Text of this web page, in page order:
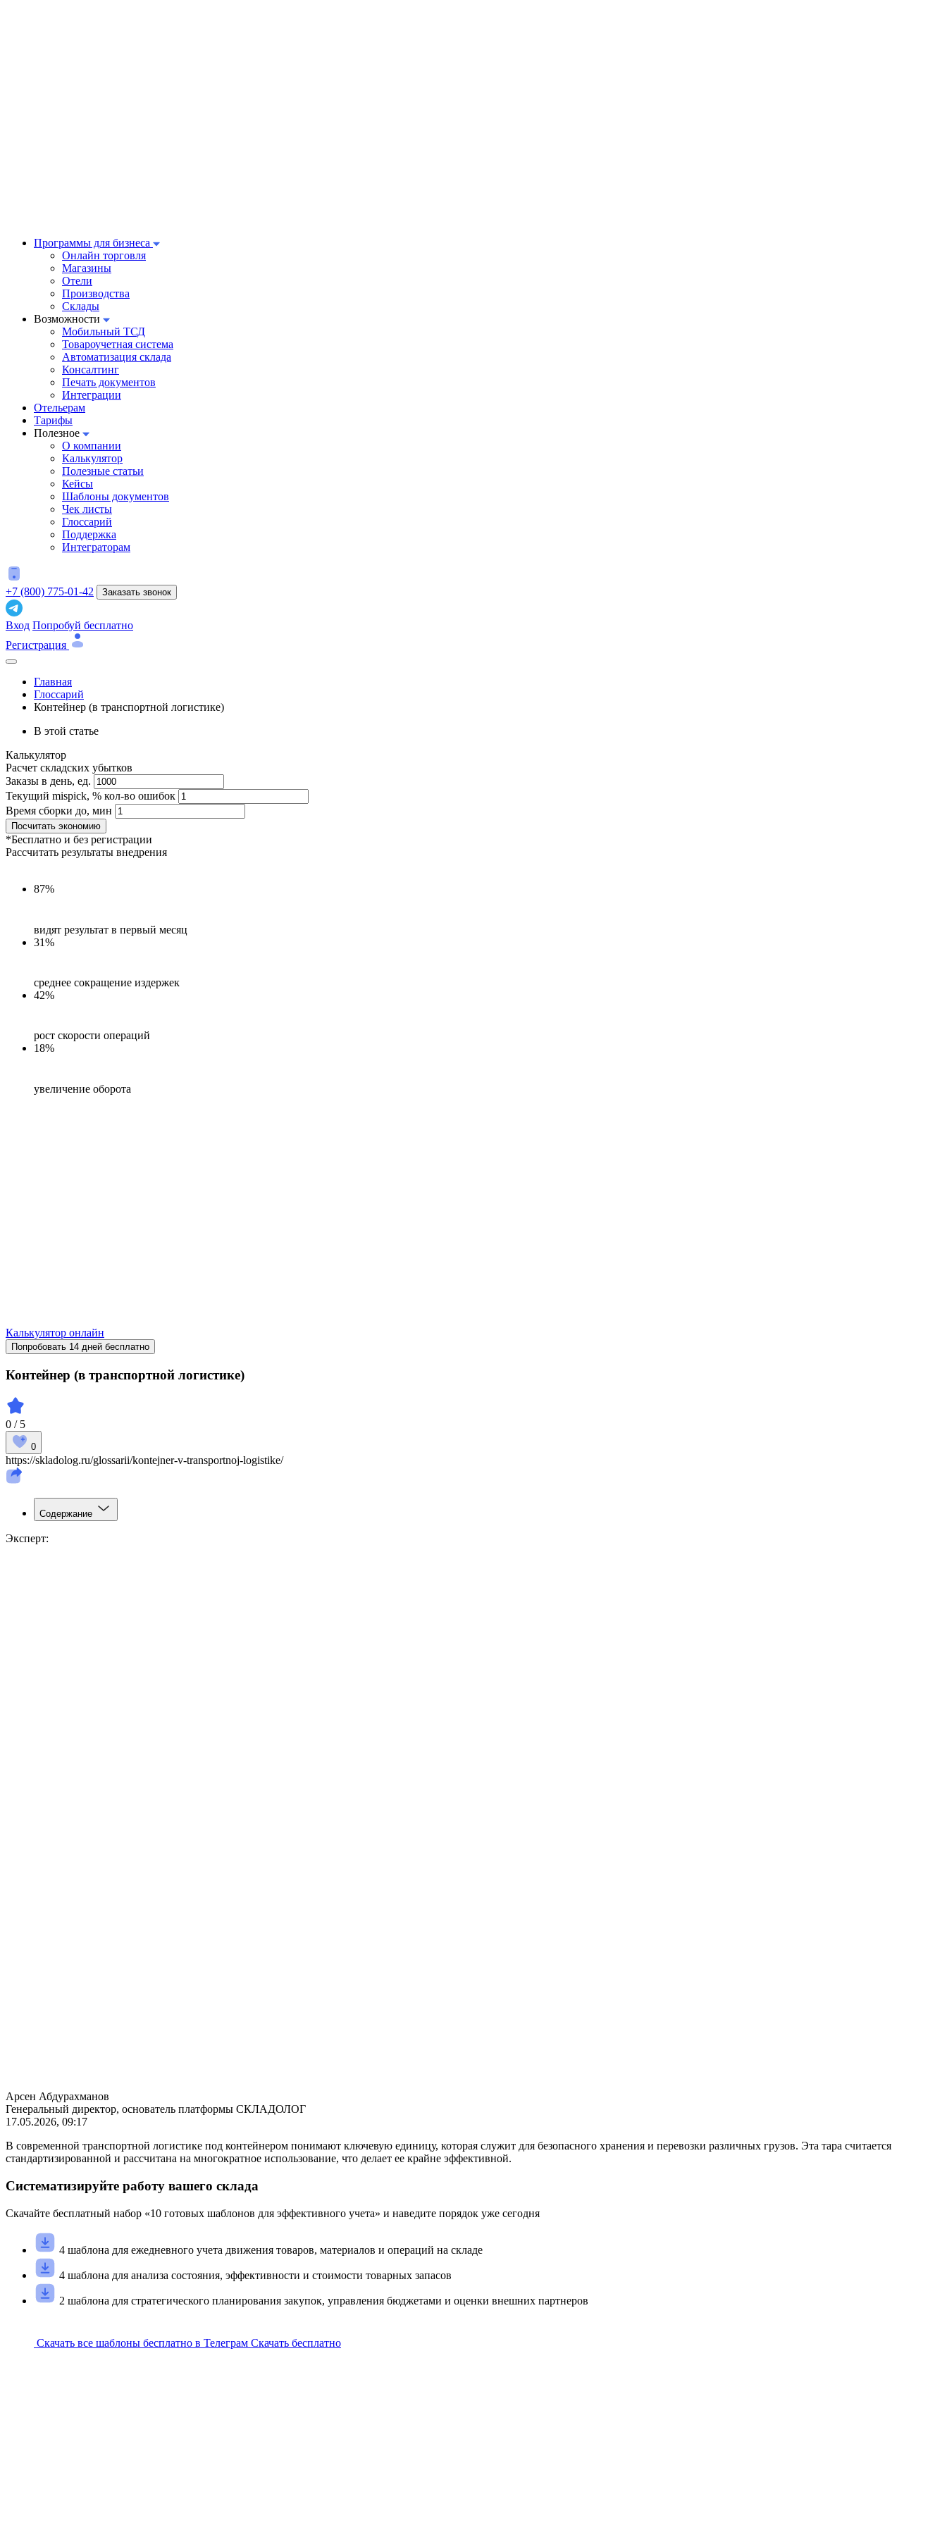
Программы для бизнеса
Онлайн торговля
Магазины
Отели
Производства
Склады
Возможности
Мобильный ТСД
Товароучетная система
Автоматизация склада
Консалтинг
Печать документов
Интеграции
Отельерам
Тарифы
Полезное
О компании
Калькулятор
Полезные статьи
Кейсы
Шаблоны документов
Чек листы
Глоссарий
Поддержка
Интеграторам
+7 (800) 775-01-42 Заказать звонок
Вход Попробуй бесплатно
Регистрация
Главная
Глоссарий
Контейнер (в транспортной логистике)
В этой статье
Калькулятор
Расчет складских убытков
Заказы в день, ед.
Текущий mispick, % кол-во ошибок
Время сборки до, мин
Посчитать экономию
*Бесплатно и без регистрации
Рассчитать результаты внедрения
87%
видят результат в первый месяц
31%
среднее сокращение издержек
42%
рост скорости операций
18%
увеличение оборота
Калькулятор онлайн
Попробовать 14 дней бесплатно
Контейнер (в транспортной логистике)
0 / 5
0
https://skladolog.ru/glossarii/kontejner-v-transportnoj-logistike/
Содержание
Эксперт:
Арсен Абдурахманов
Генеральный директор, основатель платформы СКЛАДОЛОГ
17.05.2026, 09:17
В современной транспортной логистике под контейнером понимают ключевую единицу, которая служит для безопасного хранения и перевозки различных грузов. Эта тара считается
стандартизированной и рассчитана на многократное использование, что делает ее крайне эффективной.
Систематизируйте работу вашего склада
Скачайте бесплатный набор «10 готовых шаблонов для эффективного учета» и наведите порядок уже сегодня
4 шаблона для ежедневного учета движения товаров, материалов и операций на складе
4 шаблона для анализа состояния, эффективности и стоимости товарных запасов
2 шаблона для стратегического планирования закупок, управления бюджетами и оценки внешних партнеров
Скачать все шаблоны бесплатно в Телеграм Скачать бесплатно